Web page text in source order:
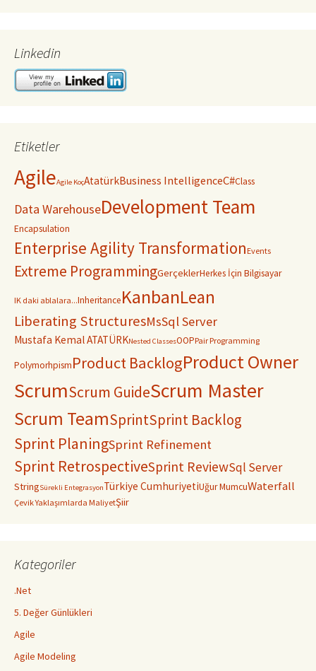
Linkedin
Etiketler
AgileAgile KoçAtatürkBusiness IntelligenceC#Class
Data WarehouseDevelopment Team
Encapsulation
Enterprise Agility TransformationEvents
Extreme ProgrammingGerçeklerHerkes İçin Bilgisayar
IK daki ablalara...InheritanceKanbanLean
Liberating StructuresMsSql Server
Mustafa Kemal ATATÜRKNested ClassesOOPPair Programming
PolymorhpismProduct BacklogProduct Owner
ScrumScrum GuideScrum Master
Scrum TeamSprintSprint Backlog
Sprint PlaningSprint Refinement
Sprint RetrospectiveSprint ReviewSql Server
StringSürekli EntegrasyonTürkiye CumhuriyetiUğur MumcuWaterfall
Çevik Yaklaşımlarda MaliyetŞiir
Kategoriler
.Net
5. Değer Günlükleri
Agile
Agile Modeling